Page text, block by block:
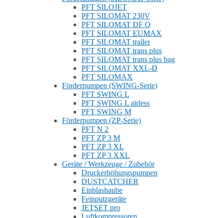
PFT SILOJET
PFT SILOMAT 230V
PFT SILOMAT DF Q
PFT SILOMAT EUMAX
PFT SILOMAT trailer
PFT SILOMAT trans plus
PFT SILOMAT trans plus bag
PFT SILOMAT XXL-D
PFT SILOMAX
Förderpumpen (SWING-Serie)
PFT SWING L
PFT SWING L airless
PFT SWING M
Förderpumpen (ZP-Serie)
PFT N 2
PFT ZP 3 M
PFT ZP 3 XL
PFT ZP 3 XXL
Geräte / Werkzeuge / Zubehör
Druckerhöhungspumpen
DUSTCATCHER
Einblashaube
Feinputzgeräte
JETSET pro
Luftkompressoren